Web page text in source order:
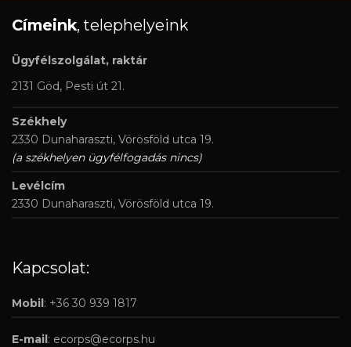
Címeink, telephelyeink
Ügyfélszolgálat, raktár
2131 Göd, Pesti út 21.
Székhely
2330 Dunaharaszti, Vörösföld utca 19.
(a székhelyen ügyfélfogadás nincs)
Levélcím
2330 Dunaharaszti, Vörösföld utca 19.
Kapcsolat:
Mobil: +36 30 939 1817
E-mail: ecorps@ecorps.hu